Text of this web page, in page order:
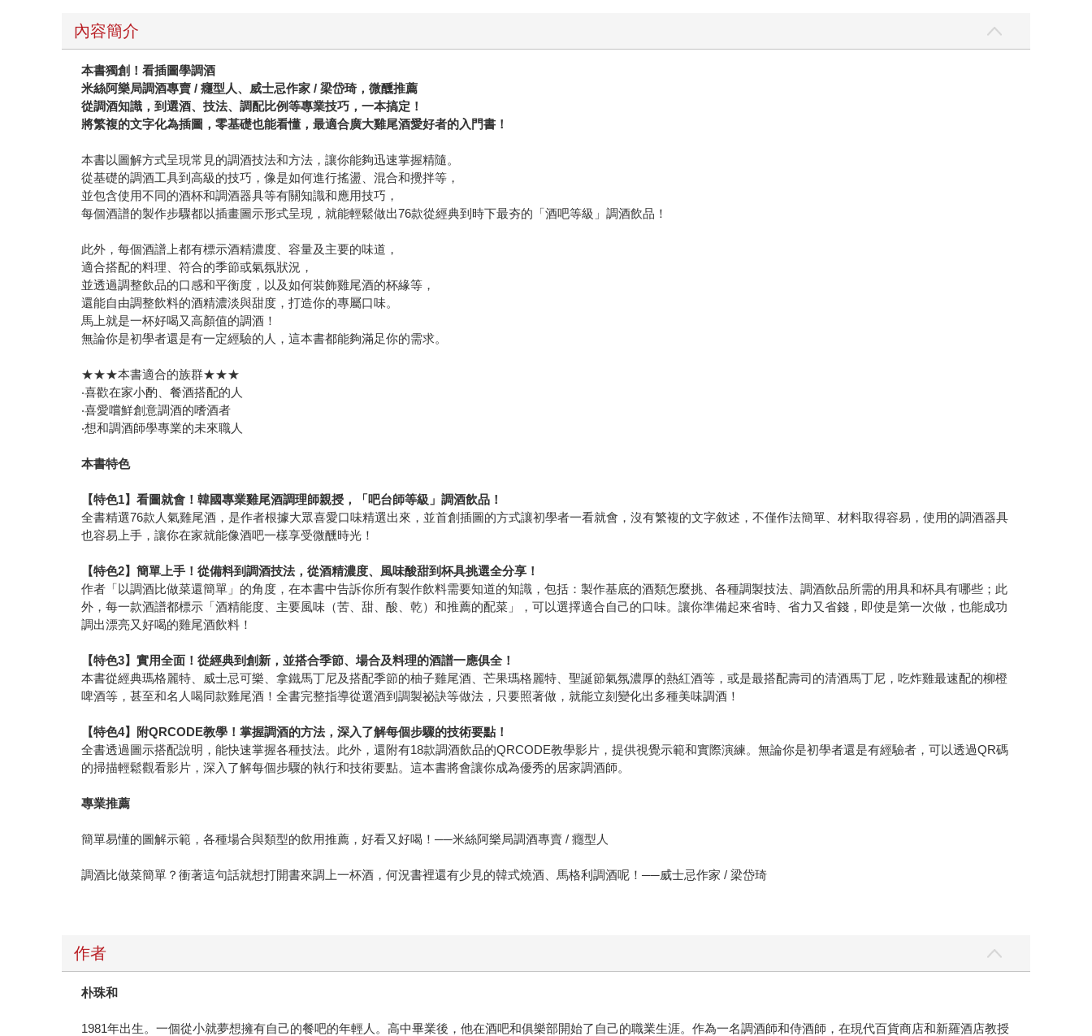
內容簡介
本書獨創！看插圖學調酒
米絲阿樂局調酒專賣 / 癮型人、威士忌作家 / 梁岱琦，微醺推薦
從調酒知識，到選酒、技法、調配比例等專業技巧，一本搞定！
將繁複的文字化為插圖，零基礎也能看懂，最適合廣大雞尾酒愛好者的入門書！
本書以圖解方式呈現常見的調酒技法和方法，讓你能夠迅速掌握精隨。
從基礎的調酒工具到高級的技巧，像是如何進行搖盪、混合和攪拌等，
並包含使用不同的酒杯和調酒器具等有關知識和應用技巧，
每個酒譜的製作步驟都以插畫圖示形式呈現，就能輕鬆做出76款從經典到時下最夯的「酒吧等級」調酒飲品！
此外，每個酒譜上都有標示酒精濃度、容量及主要的味道，
適合搭配的料理、符合的季節或氣氛狀況，
並透過調整飲品的口感和平衡度，以及如何裝飾雞尾酒的杯緣等，
還能自由調整飲料的酒精濃淡與甜度，打造你的專屬口味。
馬上就是一杯好喝又高顏值的調酒！
無論你是初學者還是有一定經驗的人，這本書都能夠滿足你的需求。
★★★本書適合的族群★★★
‧喜歡在家小酌、餐酒搭配的人
‧喜愛嚐鮮創意調酒的嗜酒者
‧想和調酒師學專業的未來職人
本書特色
【特色1】看圖就會！韓國專業雞尾酒調理師親授，「吧台師等級」調酒飲品！
全書精選76款人氣雞尾酒，是作者根據大眾喜愛口味精選出來，並首創插圖的方式讓初學者一看就會，沒有繁複的文字敘述，不僅作法簡單、材料取得容易，使用的調酒器具
也容易上手，讓你在家就能像酒吧一樣享受微醺時光！
【特色2】簡單上手！從備料到調酒技法，從酒精濃度、風味酸甜到杯具挑選全分享！
作者「以調酒比做菜還簡單」的角度，在本書中告訴你所有製作飲料需要知道的知識，包括：製作基底的酒類怎麼挑、各種調製技法、調酒飲品所需的用具和杯具有哪些；此
外，每一款酒譜都標示「酒精能度、主要風味（苦、甜、酸、乾）和推薦的配菜」，可以選擇適合自己的口味。讓你準備起來省時、省力又省錢，即使是第一次做，也能成功
調出漂亮又好喝的雞尾酒飲料！
【特色3】實用全面！從經典到創新，並搭合季節、場合及料理的酒譜一應俱全！
本書從經典瑪格麗特、威士忌可樂、拿鐵馬丁尼及搭配季節的柚子雞尾酒、芒果瑪格麗特、聖誕節氣氛濃厚的熱紅酒等，或是最搭配壽司的清酒馬丁尼，吃炸雞最速配的柳橙
啤酒等，甚至和名人喝同款雞尾酒！全書完整指導從選酒到調製祕訣等做法，只要照著做，就能立刻變化出多種美味調酒！
【特色4】附QRCODE教學！掌握調酒的方法，深入了解每個步驟的技術要點！
全書透過圖示搭配說明，能快速掌握各種技法。此外，還附有18款調酒飲品的QRCODE教學影片，提供視覺示範和實際演練。無論你是初學者還是有經驗者，可以透過QR碼
的掃描輕鬆觀看影片，深入了解每個步驟的執行和技術要點。這本書將會讓你成為優秀的居家調酒師。
專業推薦
簡單易懂的圖解示範，各種場合與類型的飲用推薦，好看又好喝！──米絲阿樂局調酒專賣 / 癮型人
調酒比做菜簡單？衝著這句話就想打開書來調上一杯酒，何況書裡還有少見的韓式燒酒、馬格利調酒呢！──威士忌作家 / 梁岱琦
作者
朴珠和
1981年出生。一個從小就夢想擁有自己的餐吧的年輕人。高中畢業後，他在酒吧和俱樂部開始了自己的職業生涯。作為一名調酒師和侍酒師，在現代百貨商店和新羅酒店教授